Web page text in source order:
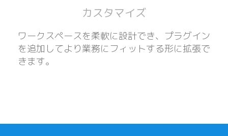
カスタマイズ
ワークスペースを柔軟に設計でき、プラグイン
を追加してより業務にフィットする形に拡張で
きます。